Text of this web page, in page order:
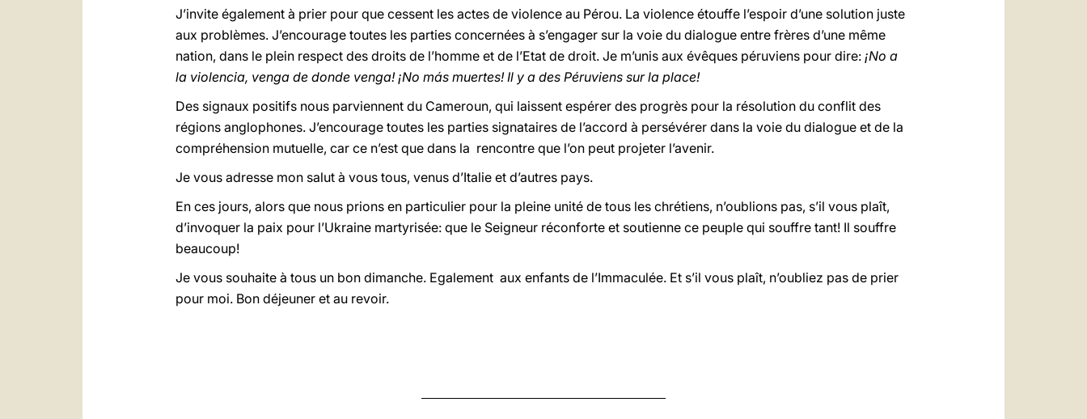
J’invite également à prier pour que cessent les actes de violence au Pérou. La violence étouffe l’espoir d’une solution juste
aux problèmes. J’encourage toutes les parties concernées à s’engager sur la voie du dialogue entre frères d’une même
nation, dans le plein respect des droits de l’homme et de l’Etat de droit. Je m’unis aux évêques péruviens pour dire: ¡No a
la violencia, venga de donde venga! ¡No más muertes! Il y a des Péruviens sur la place!
Des signaux positifs nous parviennent du Cameroun, qui laissent espérer des progrès pour la résolution du conflit des
régions anglophones. J’encourage toutes les parties signataires de l’accord à persévérer dans la voie du dialogue et de la
compréhension mutuelle, car ce n’est que dans la rencontre que l’on peut projeter l’avenir.
Je vous adresse mon salut à vous tous, venus d’Italie et d’autres pays.
En ces jours, alors que nous prions en particulier pour la pleine unité de tous les chrétiens, n’oublions pas, s’il vous plaît,
d’invoquer la paix pour l’Ukraine martyrisée: que le Seigneur réconforte et soutienne ce peuple qui souffre tant! Il souffre
beaucoup!
Je vous souhaite à tous un bon dimanche. Egalement aux enfants de l’Immaculée. Et s’il vous plaît, n’oubliez pas de prier
pour moi. Bon déjeuner et au revoir.